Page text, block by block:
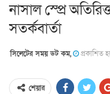
নাসাল স্প্রে
সতর্কবার্তা
সিলেটের সময় ডট কম, প্রকাশিত
শেয়ার